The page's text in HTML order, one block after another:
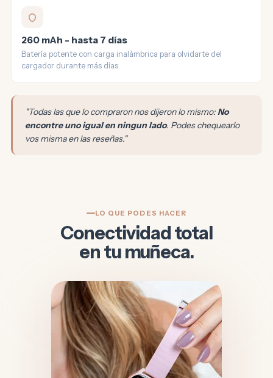
260 mAh - hasta 7 días
Batería potente con carga inalámbrica para olvidarte del
cargador durante más días.
"Todas las que lo compraron nos dijeron lo mismo:No
encontre uno igual en ningun lado. Podes chequearlo
vos misma en las reseñas."
LO QUE PODES HACER
Conectividad total
en tu muñeca.